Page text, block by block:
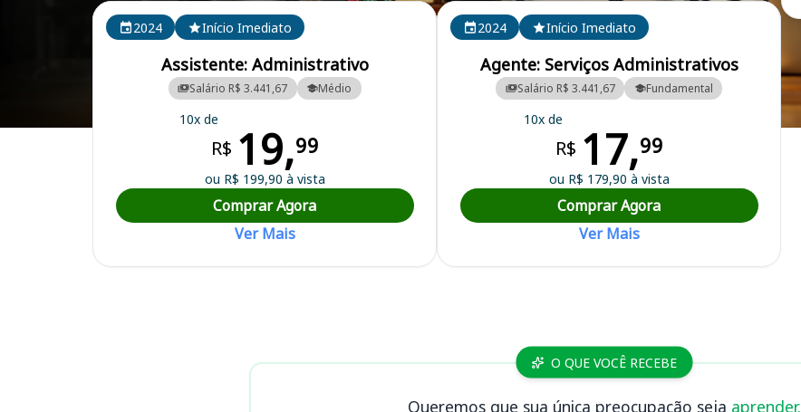
Curso Preparatório para o Concurso Quirinópolis/GO - Câmara Municipal
Cursos em destaque para passar no concurso
2024
Início Imediato
Assistente: Administrativo
Salário R$ 3.441,67 Médio
10x de
R$ 19,99
ou R$ 199,90 à vista
Comprar Agora
Ver Mais
2024 Início Imediato
Agente: Serviços Administrativos
Salário R$ 3.441,67 Fundamental
10x de
R$ 17,99
ou R$ 179,90 à vista
Comprar Agora
Ver Mais
O QUE VOCÊ RECEBE
Queremos que sua única preocupação seja aprender.